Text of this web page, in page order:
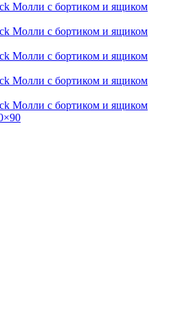
Молли с бортиком и ящиком
Молли с бортиком и ящиком
Молли с бортиком и ящиком
Молли с бортиком и ящиком
Молли с бортиком и ящиком